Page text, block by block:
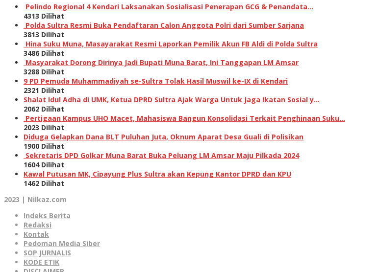
Pelindo Regional 4 Kendari Laksanakan Sosialisasi Penerapan GCG & Penandata…
4313 Dilihat
Polda Sultra Resmi Buka Pendaftaran Calon Anggota Polri dari Sumber Sarjana
3813 Dilihat
Hina Suku Muna, Masayarakat Resmi Laporkan Pemilik Akun FB Aldi di Polda Sultra
3486 Dilihat
Masyarakat Dorong Dirinya Jadi Bupati Muna Barat, Ini Tanggapan LM Amsar
3288 Dilihat
9 PD Pemuda Muhammadiyah se-Sultra Tolak Hasil Muswil ke-IX di Kendari
2321 Dilihat
Shalat Idul Adha di UMK, Ketua DPRD Sultra Ajak Warga Untuk Jaga Ikatan Sosial y…
2062 Dilihat
Pertigaan Kampus UHO Macet, Mahasiswa Bangun Konsolidasi Terkait Penghinaan Suku…
2023 Dilihat
Diduga Gelapkan Dana BLT Puluhan Juta, Oknum Aparat Desa Guali di Polisikan
1900 Dilihat
Sekretaris DPD Golkar Muna Barat Buka Peluang LM Amsar Maju Pilkada 2024
1604 Dilihat
Kawal Putusan MK, Cipayung Plus Sultra akan Kepung Kantor DPRD dan KPU
1462 Dilihat
2023 | Nilkaz.com
Indeks Berita
Redaksi
Kontak
Pedoman Media Siber
SOP JURNALIS
KODE ETIK